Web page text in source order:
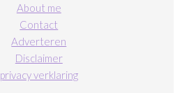
About me
Contact
Adverteren
Disclaimer
privacy verklaring